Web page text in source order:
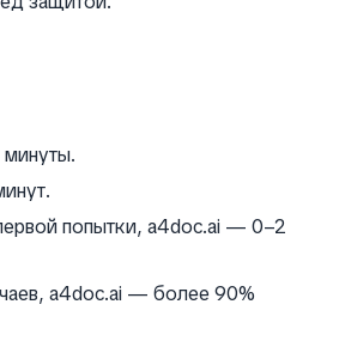
попытки, a4doc.ai — 0–2
a4doc.ai — более 90%